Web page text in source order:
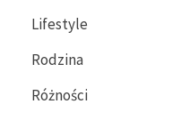
Lifestyle
Rodzina
Różności